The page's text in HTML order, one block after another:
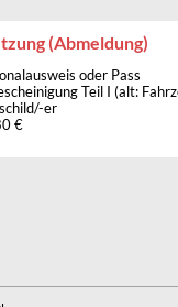
(Abmeldung)
oder Pass
Teil I (alt:
er
€